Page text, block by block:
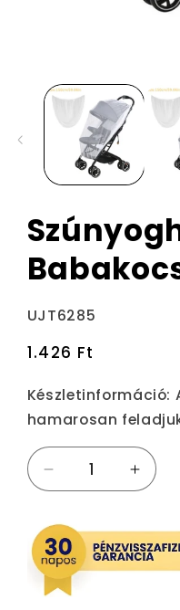
Termékváltozat:
UJT6285
Normál
1.426 Ft
Készletinformáció:
hamarosan
Szúnyogháló
Babakocsihoz
mennyiségének
csökkentése